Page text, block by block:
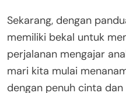
Sekarang, dengan
memiliki bekal untuk
perjalanan mengajar
mari kita mulai
dengan penuh cinta